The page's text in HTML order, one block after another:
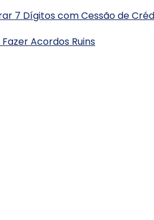
7 Dígitos com Cessão de
Acordos Ruins